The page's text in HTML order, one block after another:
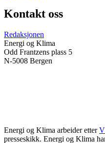
Kontakt oss
Redaksjonen
Energi og Klima
Odd Frantzens plass 5
N-5008 Bergen
Energi og Klima arbeider etter
presseskikk. Energi og Klima